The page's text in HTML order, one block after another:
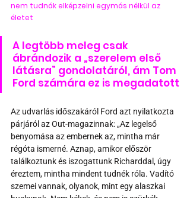
nem tudnák elképzelni egymás nélkül az
életet
A legtöbb meleg csak
ábrándozik a „szerelem első
látásra” gondolatáról, ám Tom
Ford számára ez is megadatott
Az udvarlás időszakáról Ford azt nyilatkozta
párjáról az Out-magazinnak: „Az legelső
benyomása az embernek az, mintha már
régóta ismerné. Aznap, amikor először
találkoztunk és iszogattunk Richarddal, úgy
éreztem, mintha mindent tudnék róla. Vadító
szemei vannak, olyanok, mint egy alaszkai